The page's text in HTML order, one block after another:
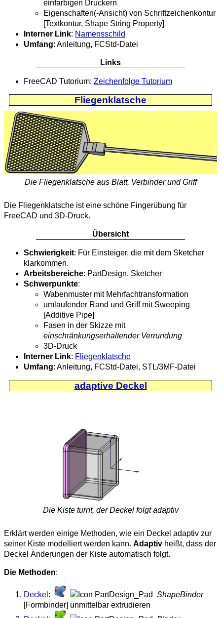
einfarbigen Druckern
Eigenschaften(-Ansicht) von Schriftzeichenkontur
[Textkontur, Shape String Property]
Interner Link: Namensschild
Umfang: Anleitung, FCStd-Datei
Links
FreeCAD Tutorium: Zeichenfolge Tutorium
Fliegenklatsche
Die Fliegenklatsche aus Blatt, Verbinder und Griff
Die Fliegenklatsche ist eine schöne Fingerübung für
FreeCAD und 3D-Druck.
Übersicht
Schwierigkeit: Für Einsteiger, die mit dem Sketcher
klarkommen.
Arbeitsbereiche: PartDesign, Sketcher
Schwerpunkte:
Wabenmuster mit Mehrfachtransformation
umlaufender Rand und Griff mit Sweeping
[Additive Pipe]
Fasen in der Skizze mit
einschränkungserhaltender Verrundung
3D-Druck
Interner Link: Fliegenklatsche
Umfang: Anleitung, FCStd-Datei, STL/3MF-Datei
adaptive Deckel
Die Kiste turnt, der Deckel folgt adaptiv
Erklärt werden einige Methoden, wie ein Deckel adaptiv zur
seiner Kiste modelliert werden kann. Adaptiv heißt, dass der
Deckel Änderungen der Kiste automatisch folgt.
Die Methoden:
Deckel :
ShapeBinder
[Formbinder] unmittelbar extrudieren